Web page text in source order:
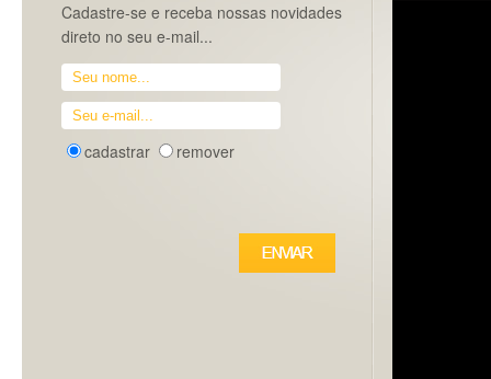
Cadastre-se e receba nossas novidades
direto no seu e-mail...
cadastrar remover